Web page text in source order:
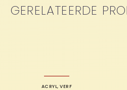
GERELATEERDE
ACRYL,VERF